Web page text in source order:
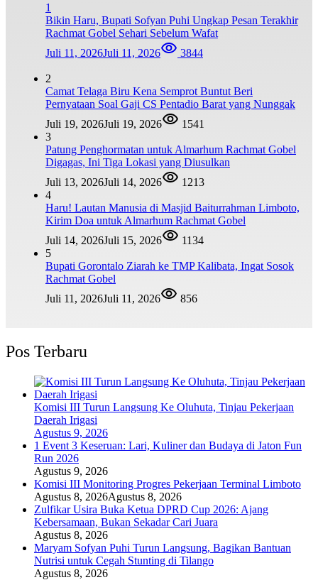
1
Bikin Haru, Bupati Sofyan Puhi Ungkap Pesan Terakhir
Rachmat Gobel Sehari Sebelum Wafat
Juli 11, 2026Juli 11, 2026 3844
2
Camat Telaga Biru Kena Semprot Buntut Beri
Pernyataan Soal Gaji CS Pentadio Barat yang Nunggak
Juli 19, 2026Juli 19, 2026
1541
3
Patung Penghormatan untuk Almarhum Rachmat Gobel
Digagas, Ini Tiga Lokasi yang Diusulkan
Juli 13, 2026Juli 14, 2026
1213
4
Haru! Lautan Manusia di Masjid Baiturrahman Limboto,
Kirim Doa untuk Almarhum Rachmat Gobel
Juli 14, 2026Juli 15, 2026
1134
5
Bupati Gorontalo Ziarah ke TMP Kalibata, Ingat Sosok
Rachmat Gobel
Juli 11, 2026Juli 11, 2026 856
Pos Terbaru
Komisi III Turun Langsung Ke Oluhuta, Tinjau Pekerjaan
Daerah Irigasi
Agustus 9, 2026
1 Event 3 Keseruan: Lari, Kuliner dan Budaya di Jaton Fun
Run 2026
Agustus 9, 2026
Komisi III Monitoring Progres Pekerjaan Terminal Limboto
Agustus 8, 2026Agustus 8, 2026
Zulfikar Usira Buka Ketua DPRD Cup 2026: Ajang
Kebersamaan, Bukan Sekadar Cari Juara
Agustus 8, 2026
Maryam Sofyan Puhi Turun Langsung, Bagikan Bantuan
Nutrisi untuk Cegah Stunting di Tilango
Agustus 8, 2026